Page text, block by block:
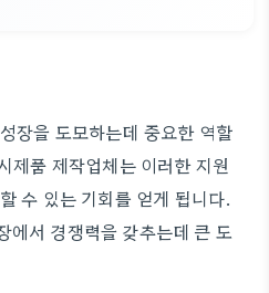
장을 도모하는데 중요한 역할
제품 제작업체는 이러한 지원
수 있는 기회를 얻게 됩니다.
에서 경쟁력을 갖추는데 큰 도